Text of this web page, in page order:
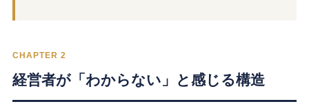
CHAPTER 2
経営者が「わからない」と感じる構造